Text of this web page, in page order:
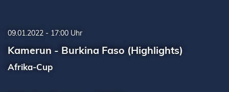
09.01.2022 - 17:00 Uhr
Kamerun - Burkina Faso (Highlights)
Afrika-Cup